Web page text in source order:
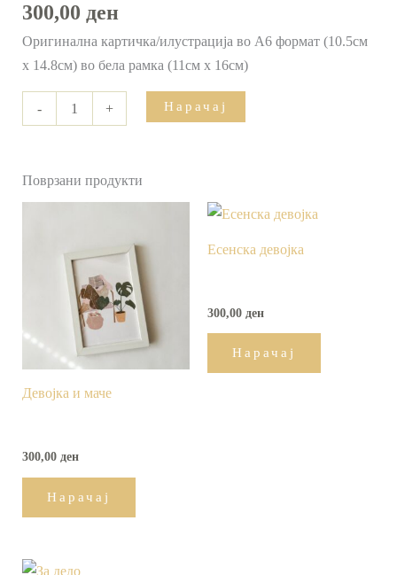
300,00 ден
Оригинална картичка/илустрација во А6 формат (10.5см
x 14.8см) во бела рамка (11см х 16см)
- + Нарачај
Поврзани продукти
Девојка и маче
300,00 ден
Нарачај
Есенска девојка
300,00 ден
Нарачај